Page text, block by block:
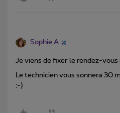
Sophie A
Je viens de fixer le rendez-
Le technicien vous sonnera 30
:-)